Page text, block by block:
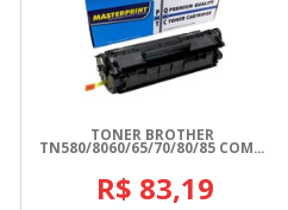
TONER BROTHER
TN580/8060/65/70/80/85 COM...
R$ 83,19